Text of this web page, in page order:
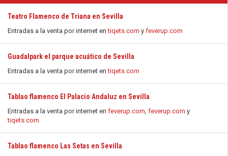
Teatro Flamenco de Triana en Sevilla
Entradas a la venta por internet entiqets.com y feverup.com
Guadalpark el parque acuático de Sevilla
Entradas a la venta por internet entiqets.com
Tablao flamenco El Palacio Andaluz en Sevilla
Entradas a la venta por internet en feverup.com, feverup.com y
tiqets.com
Tablao flamenco Las Setas en Sevilla